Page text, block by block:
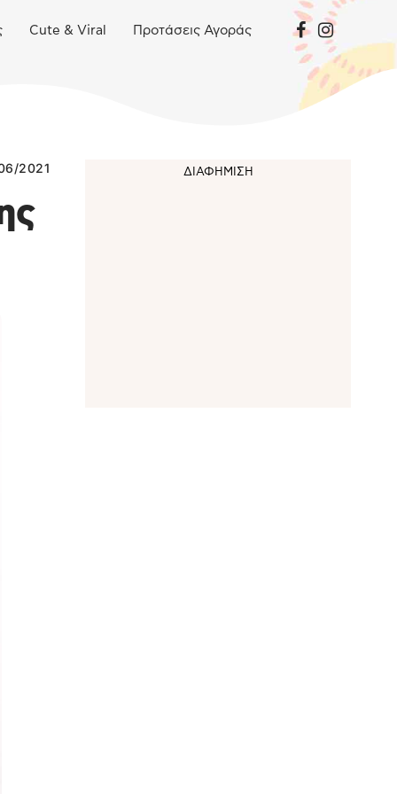
Cute & Viral Προτάσεις Αγοράς
2021